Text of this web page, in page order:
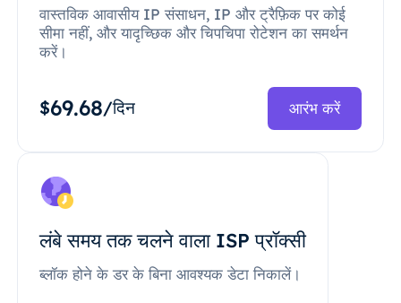
वास्तविक आवासीय IP संसाधन, IP और ट्रैफ़िक पर कोई
सीमा नहीं, और यादृच्छिक और चिपचिपा रोटेशन का समर्थन
करें।
$69.68/दिन आरंभ करें
लंबे समय तक चलने वाला ISP प्रॉक्सी
ब्लॉक होने के डर के बिना आवश्यक डेटा निकालें।